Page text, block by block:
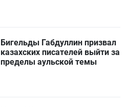
Бигельды Габдуллин призвал
казахских писателей выйти за
пределы аульской темы